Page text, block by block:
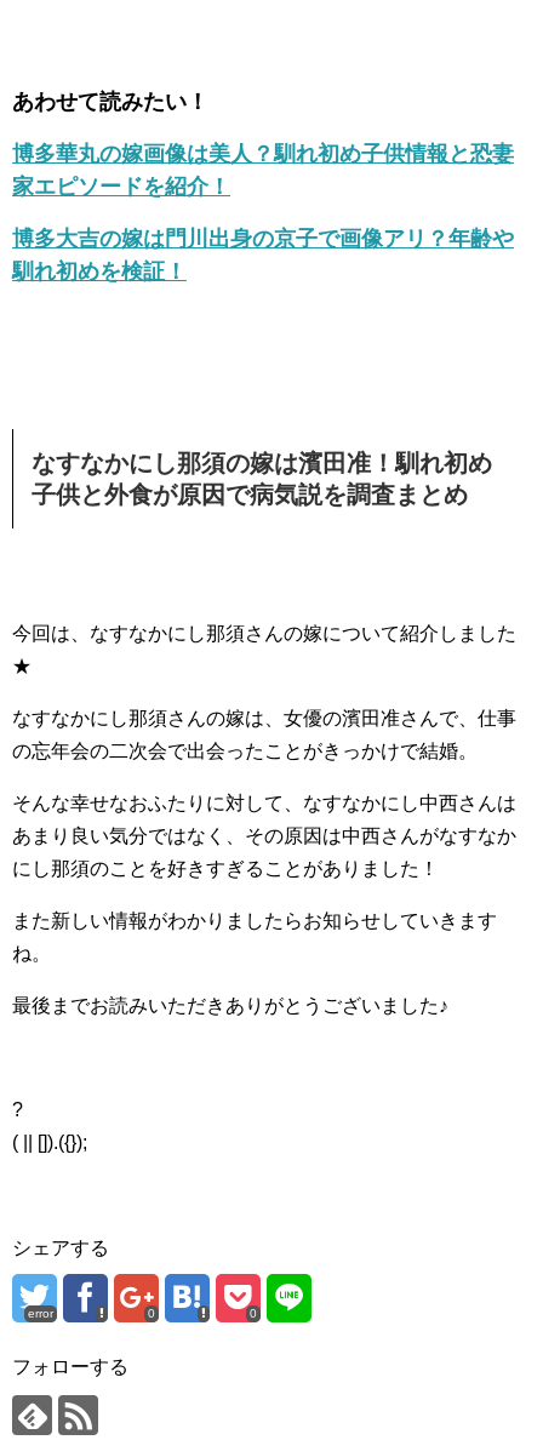
あわせて読みたい！
博多華丸の嫁画像は美人？馴れ初め子供情報と恐妻
家エピソードを紹介！
博多大吉の嫁は門川出身の京子で画像アリ？年齢や
馴れ初めを検証！
なすなかにし那須の嫁は濱田准！馴れ初め
子供と外食が原因で病気説を調査まとめ
今回は、なすなかにし那須さんの嫁について紹介しました
★
なすなかにし那須さんの嫁は、女優の濱田准さんで、仕事
の忘年会の二次会で出会ったことがきっかけで結婚。
そんな幸せなおふたりに対して、なすなかにし中西さんは
あまり良い気分ではなく、その原因は中西さんがなすなか
にし那須のことを好きすぎることがありました！
また新しい情報がわかりましたらお知らせしていきます
ね。
最後までお読みいただきありがとうございました♪
?
( || []).({});
シェアする
error 0 0
フォローする